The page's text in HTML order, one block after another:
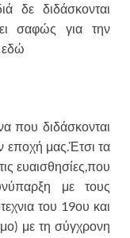
δε διδάσκονται
σαφώς για την
εδώ
που διδάσκονται
εποχή μας.Έτσι τα
ευαισθησίες,που
με τους
του 19ου και
με τη σύγχρονη